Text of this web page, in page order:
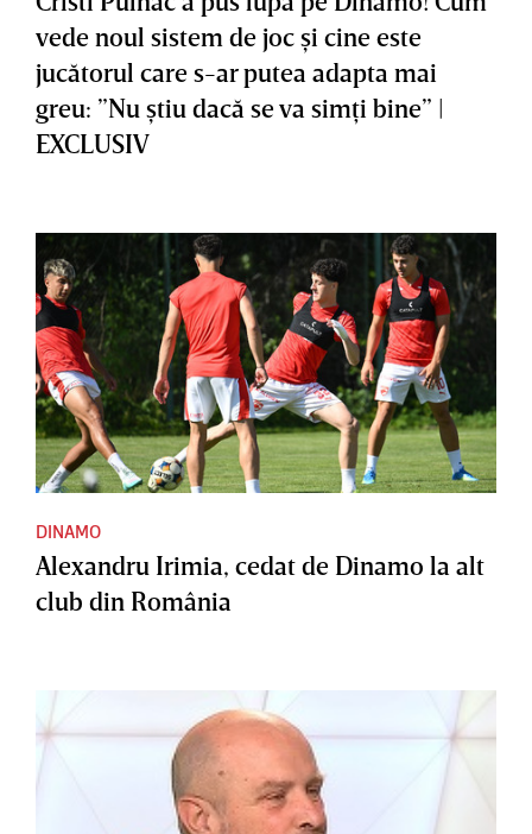
vede noul sistem de joc şi cine este
jucătorul care s-ar putea adapta mai
greu: ”Nu ştiu dacă se va simţi bine” |
EXCLUSIV
DINAMO
Alexandru Irimia, cedat de Dinamo la alt
club din România